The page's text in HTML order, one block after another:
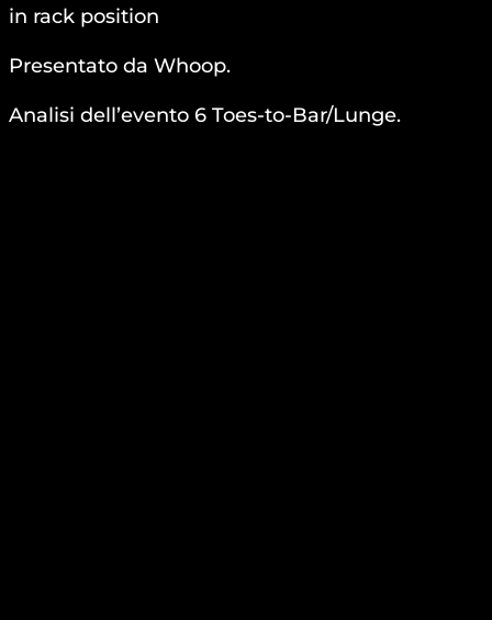
in rack position
Presentato da Whoop.
Analisi dell’evento 6 Toes-to-Bar/Lunge.